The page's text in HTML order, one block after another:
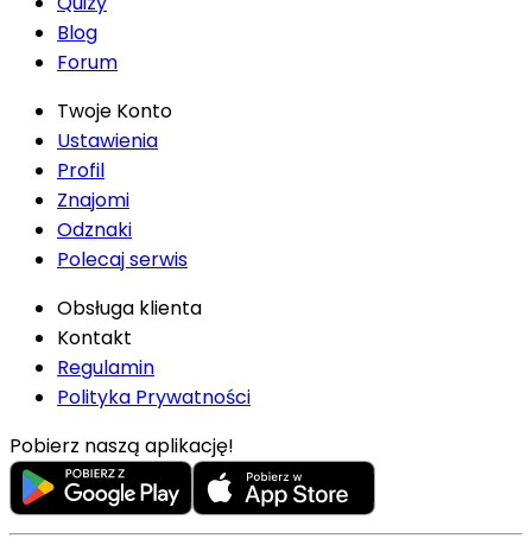
Blog
Forum
Twoje Konto
Ustawienia
Profil
Znajomi
Odznaki
Polecaj serwis
Obsługa klienta
Kontakt
Regulamin
Polityka Prywatności
Pobierz naszą aplikację!